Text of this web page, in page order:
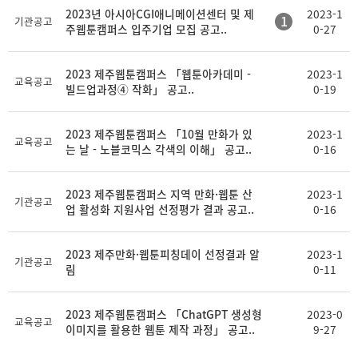
기관공고
2023년 아시아CGI애니메이션센터 및 제
주웹툰캠퍼스 입주기업 모집 공고..
1
2023-1
0-27
교육공고
2023 제주웹툰캠퍼스 「웹툰아카데미 -
빌드업과정④ 작화」 공고..
2023-1
0-19
교육공고
2023 제주웹툰캠퍼스 「10월 만화가 있
는 날 - 노블코믹스 각색의 이해」 공고..
2023-1
0-16
기관공고
2023 제주웹툰캠퍼스 지역 만화·웹툰 산
업 활성화 지원사업 선정평가 결과 공고..
2023-1
0-16
기관공고
2023 제주만화·웹툰피칭데이 선정결과 알
림
2023-1
0-11
교육공고
2023 제주웹툰캠퍼스 「ChatGPT 생성형
이미지를 활용한 웹툰 제작 과정」 공고..
2023-0
9-27